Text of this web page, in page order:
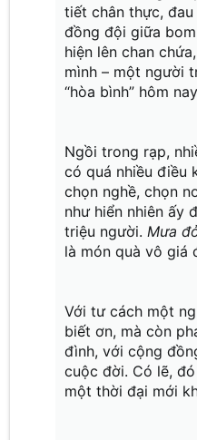
Hòa bình hôm nay là sự
trong buổi sáng yên
Nhưng sâu trong lòng
không kịp thực hiện,
tiết chân thực,
đồng đội giữa
hiện lên chan
mình – một người
“hòa bình” hôm
Ngồi trong rạp,
có quá nhiều điều
chọn nghề, chọn
như hiển nhiên ấy
triệu người. Mưa
là món quà vô giá
Với tư cách một
biết ơn, mà còn
đình, với cộng
cuộc đời. Có lẽ,
một thời đại mới